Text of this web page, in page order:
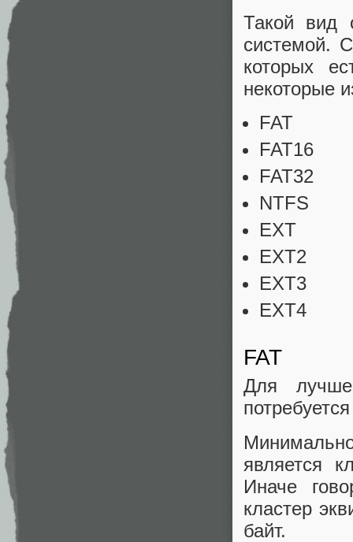
Такой вид
системой.
которых
некоторые
FAT
FAT16
FAT32
NTFS
EXT
EXT2
EXT3
EXT4
FAT
Для
является
Иначе
кластер
байт.